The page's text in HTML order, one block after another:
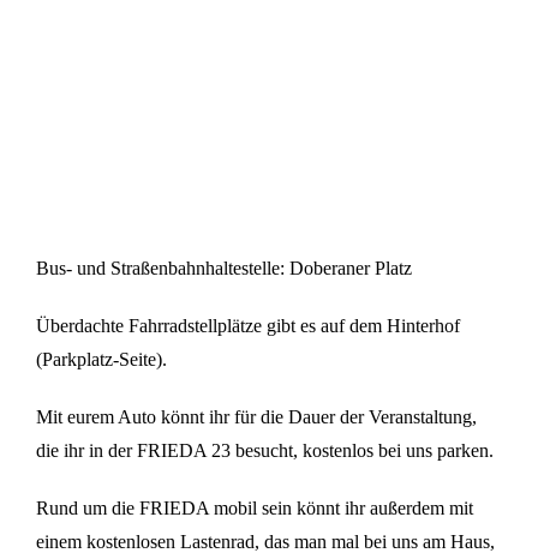
Bus- und Straßenbahnhaltestelle: Doberaner Platz
Überdachte Fahrradstellplätze gibt es auf dem Hinterhof
(Parkplatz-Seite).
Mit eurem Auto könnt ihr für die Dauer der Veranstaltung,
die ihr in der FRIEDA 23 besucht, kostenlos bei uns parken.
Rund um die FRIEDA mobil sein könnt ihr außerdem mit
einem kostenlosen Lastenrad, das man mal bei uns am Haus,